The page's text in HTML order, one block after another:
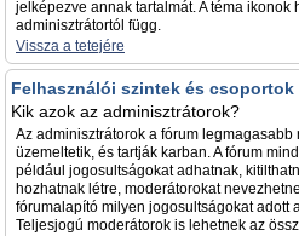
jelképezve annak tartalmát. A téma
adminisztrátortól függ.
Vissza a tetejére
Felhasználói szintek és csoportok
Kik azok az adminisztrátorok?
Az adminisztrátorok a fórum
üzemeltetik, és tartják karban. A fórum
például jogosultságokat adhatnak,
hozhatnak létre, moderátorokat
fórumalapító milyen jogosultságokat adott
Teljesjogú moderátorok is lehetnek az